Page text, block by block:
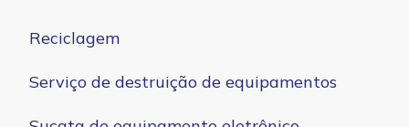
Reciclagem
Serviço de destruição de equipamentos